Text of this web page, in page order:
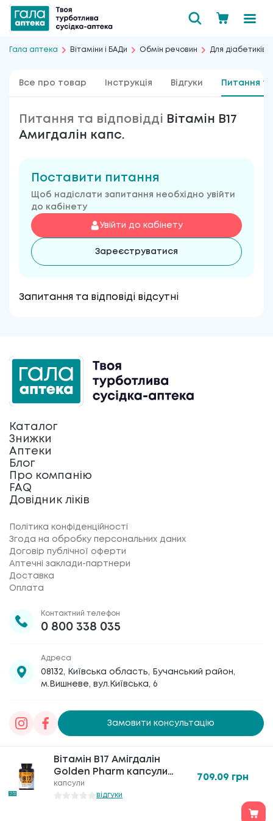
Гала аптека Вітаміни і БАДи Обмін речовин Для діабетиків
Все про товар Інструкція Відгуки Питання та
Питання та відповідді Вітамін B17
Амигдалін капс.
Поставити питання
Щоб надіслати запитання необхідно увійти
до кабінету
Увійти до кабінету
Зареєструватися
Запитання та відповіді відсутні
Вітамін В17 Амігдалін
Golden Pharm капсули
по 350 мг №60
капсули
відгуки
709.09 грн
Вітамін В17 Амігдалін
Golden Pharm капсули
по 350 мг №60
капсули
відгуки
709.09 грн
Каталог
Знижки
Аптеки
Блог
Про компанію
FAQ
Довідник ліків
Політика конфіденційності
Згода на обробку персональних даних
Договір публічної оферти
Аптечні заклади-партнери
Доставка
Оплата
Контактний телефон
0 800 338 035
Адреса
08132, Київська область, Бучанський район,
м.Вишневе, вул.Київська, 6
Замовити консультацію
Товариство з обмеженою відповідальністю
«Галафарм», код ЄДРПОУ 30886474 © 2020-2026